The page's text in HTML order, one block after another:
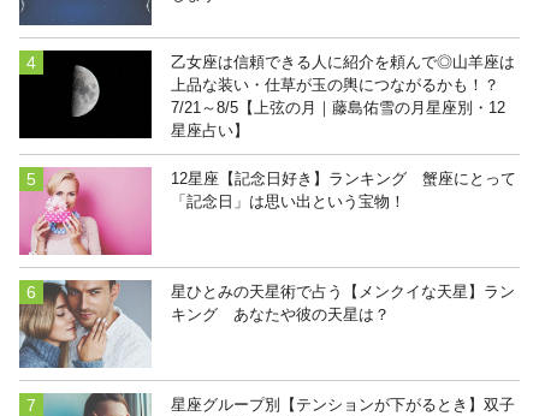
乙女座は信頼できる人に紹介を頼んで◎山羊座は
上品な装い・仕草が玉の輿につながるかも！？
7/21～8/5【上弦の月｜藤島佑雪の月星座別・12
星座占い】
12星座【記念日好き】ランキング 蟹座にとって
「記念日」は思い出という宝物！
星ひとみの天星術で占う【メンクイな天星】ラン
キング あなたや彼の天星は？
星座グループ別【テンションが下がるとき】双子